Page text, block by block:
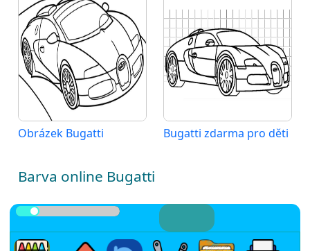
Obrázek Bugatti Bugatti zdarma pro děti
Barva online Bugatti